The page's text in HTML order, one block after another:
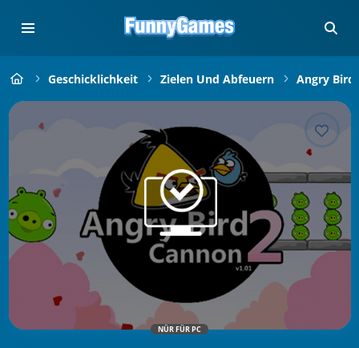
Geschicklichkeit Zielen Und Abfeuern Angry
NÜR FÜR PC